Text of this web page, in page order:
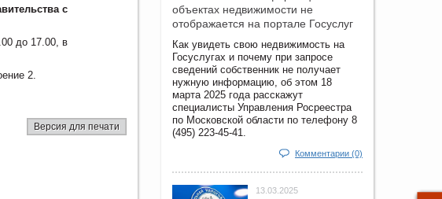
с
до 17.00, в
2.
Версия для печати
объектах недвижимости не
отображается на портале Госуслуг
Как увидеть свою недвижимость на
Госуслугах и почему при запросе
сведений собственник не получает
нужную информацию, об этом 18
марта 2025 года расскажут
специалисты Управления Росреестра
по Московской области по телефону 8
(495) 223-45-41.
Комментарии (0)
13.03.2025